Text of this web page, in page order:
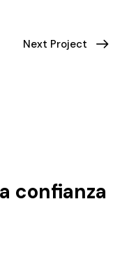
Next Project
confianza